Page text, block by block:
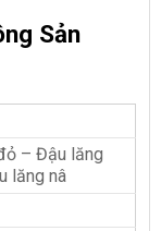
Sản
– Đậu lăng
lăng nâ